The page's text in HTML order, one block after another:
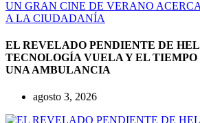
EL REVELADO PENDIENTE DE
TECNOLOGÍA VUELA Y EL TIEMPO
UNA AMBULANCIA
agosto 3, 2026